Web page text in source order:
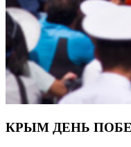
КРЫМ ДЕНЬ